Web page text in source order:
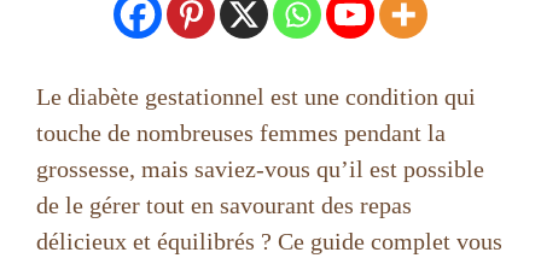
Le diabète gestationnel est une condition qui
touche de nombreuses femmes pendant la
grossesse, mais saviez-vous qu’il est possible
de le gérer tout en savourant des repas
délicieux et équilibrés ? Ce guide complet vous